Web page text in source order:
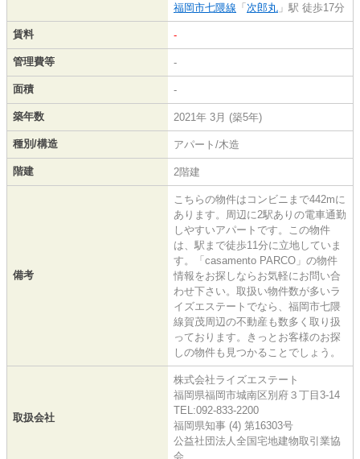
福岡市七隈線 「 次郎丸 」駅 徒歩17分
賃料 -
管理費等 -
面積 -
築年数 2021年 3月 (築5年)
種別/構造 アパート/木造
階建 2階建
備考
こちらの物件はコンビニまで442mに
あります。周辺に2駅ありの電車通勤
しやすいアパートです。この物件
は、駅まで徒歩11分に立地していま
す。「casamento PARCO」の物件
情報をお探しならお気軽にお問い合
わせ下さい。取扱い物件数が多いラ
イズエステートでなら、福岡市七隈
線賀茂周辺の不動産も数多く取り扱
っております。きっとお客様のお探
しの物件も見つかることでしょう。
取扱会社
株式会社ライズエステート
福岡県福岡市城南区別府３丁目3-14
TEL:092-833-2200
福岡県知事 (4) 第16303号
公益社団法人全国宅地建物取引業協
会